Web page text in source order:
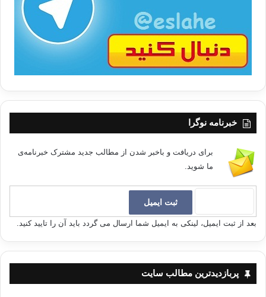
خبرنامه نوگرا
برای دریافت و باخبر شدن از مطالب جدید مشترک خبرنامه‌ی
ما شوید.
بعد از ثبت ایمیل، لینکی به ایمیل شما ارسال می گردد باید آن را تایید کنید.
پربازدیدترین مطالب سایت